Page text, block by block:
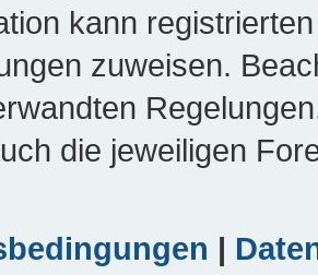
kann
zuweisen.
die jeweiligen
|